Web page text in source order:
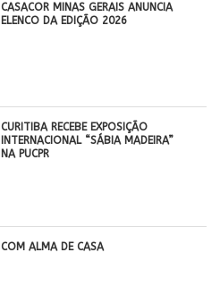
CASACOR MINAS GERAIS ANUNCIA
ELENCO DA EDIÇÃO 2026
CURITIBA RECEBE EXPOSIÇÃO
INTERNACIONAL “SÁBIA MADEIRA”
NA PUCPR
COM ALMA DE CASA